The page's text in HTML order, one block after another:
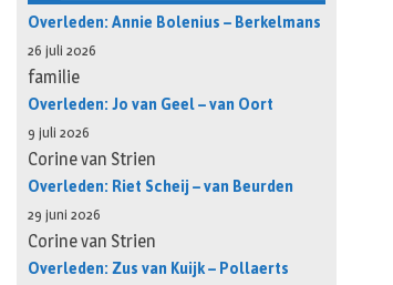
Overleden: Annie Bolenius – Berkelmans
26 juli 2026
familie
Overleden: Jo van Geel – van Oort
9 juli 2026
Corine van Strien
Overleden: Riet Scheij – van Beurden
29 juni 2026
Corine van Strien
Overleden: Zus van Kuijk – Pollaerts